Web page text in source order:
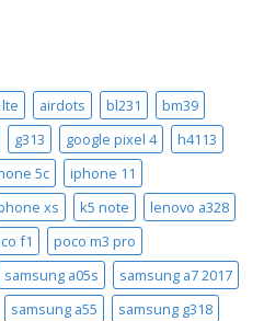
airdots bl231
bm39
g313 google pixel 4
h4113
5c
iphone 11
xs k5 note
lenovo a328
f1
poco m3 pro
samsung a05s
samsung a7 2017
samsung a55
samsung g318